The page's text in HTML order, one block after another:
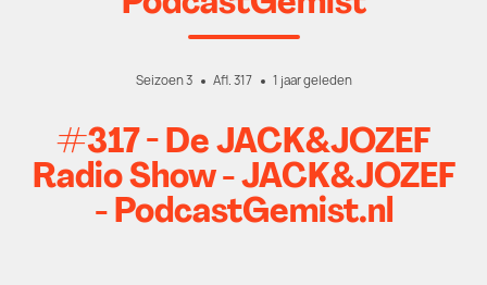
Seizoen 3 Afl. 317 1 jaar geleden
#317 - De JACK&JOZEF
Radio Show - JACK&JOZEF
- PodcastGemist.nl